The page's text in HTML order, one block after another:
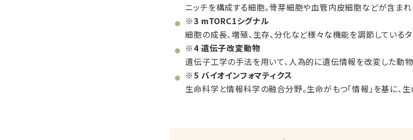
ニッチを構成する細胞。骨芽細胞や血管内皮細胞などが含まれ
※3 mTORC1シグナル
細胞の成長、増殖、生存、分化など様々な機能を調節している
※4 遺伝子改変動物
遺伝子工学の手法を用いて、人為的に遺伝情報を改変した動
※5 バイオインフォマティクス
生命科学と情報科学の融合分野。生命がもつ「情報」を基に、